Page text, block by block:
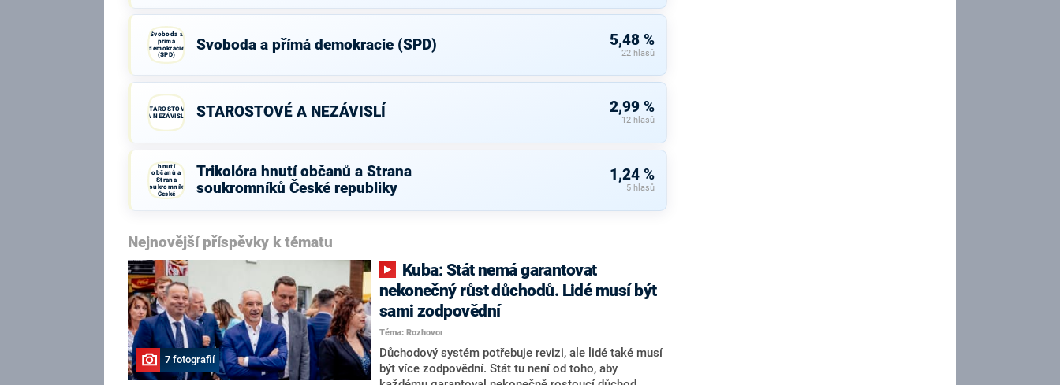
Svoboda a
přímá
demokracie
(SPD)
Svoboda a přímá demokracie (SPD) 5,48 %
22 hlasů
STAROSTOVÉ
A NEZÁVISLÍ
STAROSTOVÉ A NEZÁVISLÍ 2,99 %
12 hlasů
hnutí
občanů a
Strana
soukromníků
České
republiky
Trikolóra hnutí občanů a Strana
soukromníků České republiky
1,24 %
5 hlasů
Nejnovější příspěvky k tématu
7 fotografií
nekonečný růst důchodů. Lidé musí být
sami zodpovědní
Téma: Rozhovor
Důchodový systém potřebuje revizi, ale lidé také musí
být více zodpovědní. Stát tu není od toho, aby